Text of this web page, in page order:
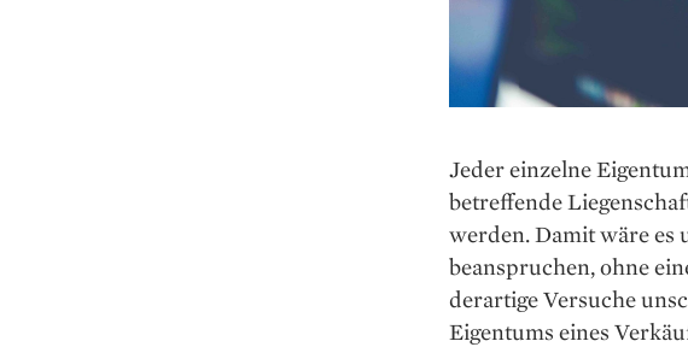
Jeder einzelne
betreffende
werden. Damit wäre es
beanspruchen, ohne
derartige Versuche
Eigentums eines